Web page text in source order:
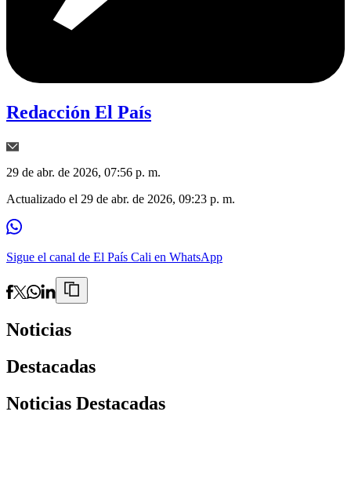
Redacción El País
29 de abr. de 2026, 07:56 p. m.
Actualizado el 29 de abr. de 2026, 09:23 p. m.
Sigue el canal de El País Cali en WhatsApp
Noticias
Destacadas
Noticias Destacadas